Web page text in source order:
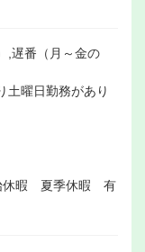
,遅番（月～金の
土曜日勤務があり
休暇 夏季休暇 有